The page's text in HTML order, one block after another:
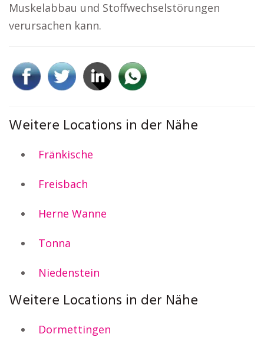
Muskelabbau und Stoffwechselstörungen
verursachen kann.
Weitere Locations in der Nähe
Fränkische
Freisbach
Herne Wanne
Tonna
Niedenstein
Weitere Locations in der Nähe
Dormettingen